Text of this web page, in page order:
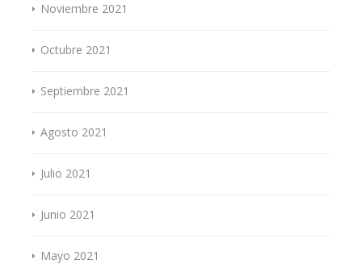
Noviembre 2021
Octubre 2021
Septiembre 2021
Agosto 2021
Julio 2021
Junio 2021
Mayo 2021